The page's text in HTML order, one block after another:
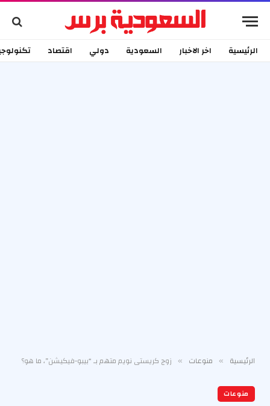
الرئيسية اخر الاخبار السعودية دولي اقتصاد
الرئيسية » منوعات » زوج كريستي نويم متهم بـ “بيبو-فيكيشن”، ما هو؟
منوعات